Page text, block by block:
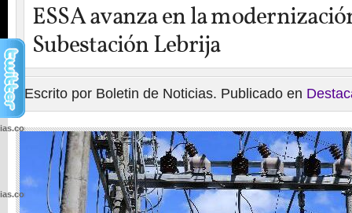
ESSA avanza en la
Subestación Lebrija
Escrito por Boletin de Noticias. Publicado en
wp-
wp-